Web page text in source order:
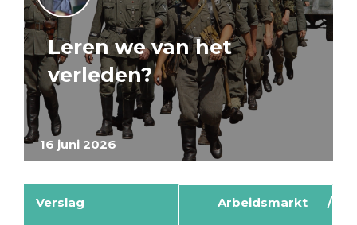
16 juni 2026
Leren we van het
verleden?
Verslag Arbeidsmarkt